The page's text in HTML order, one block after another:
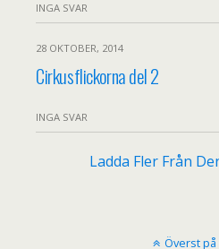
INGA SVAR
28 OKTOBER, 2014
Cirkusflickorna del 2
INGA SVAR
Ladda Fler Från
Överst